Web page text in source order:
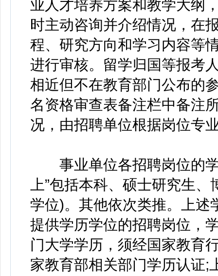
业人才培养方案和教学大纲
时主动咨询并介绍情况，在
程、研究方向和学习内容等
进行审核。留学归国等报考
相近但不在教育部门公布的
名资格审查表备注栏中备注
况，由招聘单位根据岗位专
事业单位各招聘岗位的学
上”包括本科、硕士研究生
学位)。其他依次类推。上述
提供学历学位的招聘岗位，
门大学学历，须经国家教育
家教育部相关部门学历认证;